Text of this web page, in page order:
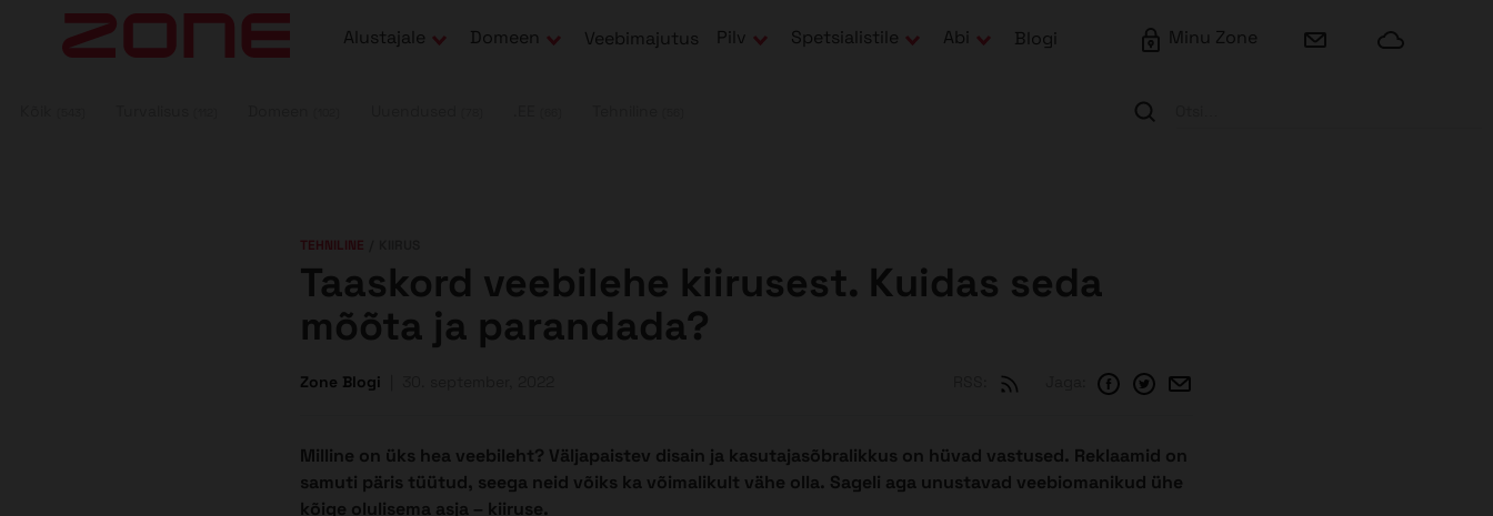
juurde
Alustajale
Domeen Veebimajutus Pilv Spetsialistile Abi Blogi Minu Zone
TEHNILINE
Taaskord veebilehe kiirusest. Kuidas seda
mõõta ja parandada?
Zone Blogi
Milline on üks hea veebileht? Väljapaistev disain ja kasutajasõbralikkus on hüvad vastused. Reklaamid on
samuti päris tüütud, seega neid võiks ka võimalikult vähe olla. Sageli aga unustavad veebiomanikud ühe
kõige olulisema asja – kiiruse.